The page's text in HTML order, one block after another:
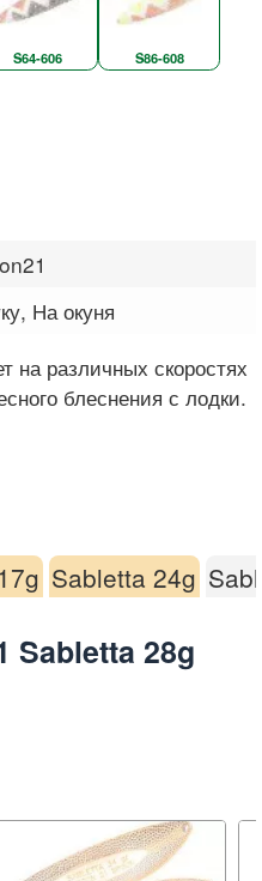
S64-606 S86-608
На окуня
на различных скоростях
блеснения с лодки.
Sabletta 24g
Sabletta 28g